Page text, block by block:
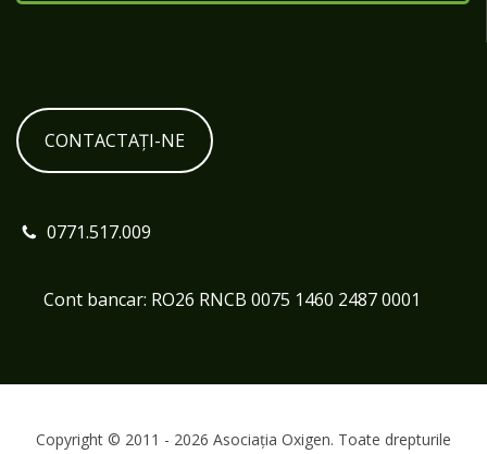
CONTACTAȚI-NE
0771.517.009
Cont bancar: RO26 RNCB 0075 1460 2487 0001
Copyright © 2011 - 2026 Asociația Oxigen. Toate drepturile